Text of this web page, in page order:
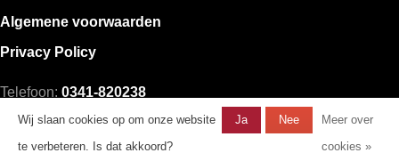
Algemene voorwaarden
Privacy Policy
Telefoon: 0341-820238
E-mail:
klantenservice@mystore.nl
Wij slaan cookies op om onze website
te verbeteren. Is dat akkoord?
Ja Nee
Meer over
cookies »